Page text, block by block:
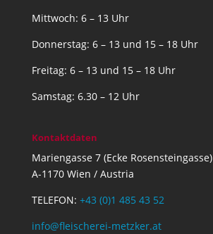
Mittwoch: 6 – 13 Uhr
Donnerstag: 6 – 13 und 15 – 18 Uhr
Freitag: 6 – 13 und 15 – 18 Uhr
Samstag: 6.30 – 12 Uhr
Kontaktdaten
Mariengasse 7 (Ecke Rosensteingasse)
A-1170 Wien / Austria
TELEFON: +43 (0)1 485 43 52
info@fleischerei-metzker.at